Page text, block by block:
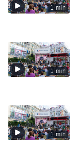
1 min
1 min
1 min